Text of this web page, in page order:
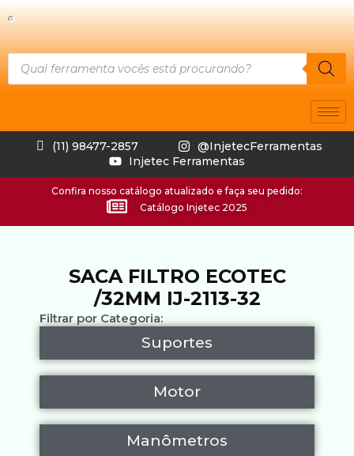
(11) 98477-2857
@InjetecFerramentas
Injetec Ferramentas
Confira nosso catálogo atualizado e faça seu pedido:
Catálogo Injetec 2025
SACA FILTRO ECOTEC
/32MM IJ-2113-32
Filtrar por Categoria:
Suportes
Motor
Manômetros